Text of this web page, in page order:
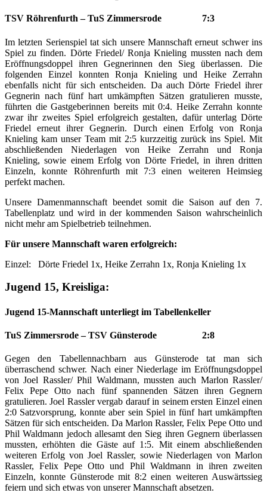
TSV Röhrenfurth – TuS Zimmersrode 7:3
Im letzten Serienspiel tat sich unsere Mannschaft erneut schwer ins
Spiel zu finden. Dörte Friedel/ Ronja Knieling mussten nach dem
Eröffnungsdoppel ihren Gegnerinnen den Sieg überlassen. Die
folgenden Einzel konnten Ronja Knieling und Heike Zerrahn
ebenfalls nicht für sich entscheiden. Da auch Dörte Friedel ihrer
Gegnerin nach fünf hart umkämpften Sätzen gratulieren musste,
führten die Gastgeberinnen bereits mit 0:4. Heike Zerrahn konnte
zwar ihr zweites Spiel erfolgreich gestalten, dafür unterlag Dörte
Friedel erneut ihrer Gegnerin. Durch einen Erfolg von Ronja
Knieling kam unser Team mit 2:5 kurzzeitig zurück ins Spiel. Mit
abschließenden Niederlagen von Heike Zerrahn und Ronja
Knieling, sowie einem Erfolg von Dörte Friedel, in ihren dritten
Einzeln, konnte Röhrenfurth mit 7:3 einen weiteren Heimsieg
perfekt machen.
Unsere Damenmannschaft beendet somit die Saison auf den 7.
Tabellenplatz und wird in der kommenden Saison wahrscheinlich
nicht mehr am Spielbetrieb teilnehmen.
Für unsere Mannschaft waren erfolgreich:
Einzel: Dörte Friedel 1x, Heike Zerrahn 1x, Ronja Knieling 1x
Jugend 15, Kreisliga:
Jugend 15-Mannschaft unterliegt im Tabellenkeller
TuS Zimmersrode – TSV Günsterode 2:8
Gegen den Tabellennachbarn aus Günsterode tat man sich
überraschend schwer. Nach einer Niederlage im Eröffnungsdoppel
von Joel Rassler/ Phil Waldmann, mussten auch Marlon Rassler/
Felix Pepe Otto nach fünf spannenden Sätzen ihren Gegnern
gratulieren. Joel Rassler vergab darauf in seinem ersten Einzel einen
2:0 Satzvorsprung, konnte aber sein Spiel in fünf hart umkämpften
Sätzen für sich entscheiden. Da Marlon Rassler, Felix Pepe Otto und
Phil Waldmann jedoch allesamt den Sieg ihren Gegnern überlassen
mussten, erhöhten die Gäste auf 1:5. Mit einem abschließenden
weiteren Erfolg von Joel Rassler, sowie Niederlagen von Marlon
Rassler, Felix Pepe Otto und Phil Waldmann in ihren zweiten
Einzeln, konnte Günsterode mit 8:2 einen weiteren Auswärtssieg
feiern und sich etwas von unserer Mannschaft absetzen.